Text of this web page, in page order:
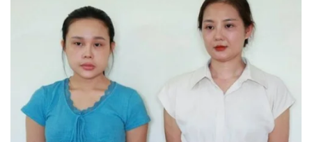
Tư vấn luật
Quân sự - Quốc phòng
Việt Nam
Phân tích